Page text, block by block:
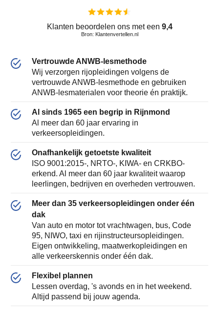
Klanten beoordelen ons met een 9,4
Bron: Klantenvertellen.nl
Vertrouwde ANWB-lesmethode
Wij verzorgen rijopleidingen volgens de
vertrouwde ANWB-lesmethode en gebruiken
ANWB-lesmaterialen voor theorie én praktijk.
Al sinds 1965 een begrip in Rijnmond
Al meer dan 60 jaar ervaring in
verkeersopleidingen.
Onafhankelijk getoetste kwaliteit
ISO 9001:2015-, NRTO-, KIWA- en CRKBO-
erkend. Al meer dan 60 jaar kwaliteit waarop
leerlingen, bedrijven en overheden vertrouwen.
Meer dan 35 verkeersopleidingen onder één
dak
Van auto en motor tot vrachtwagen, bus, Code
95, NIWO, taxi en rijinstructeursopleidingen.
Eigen ontwikkeling, maatwerkopleidingen en
alle verkeerskennis onder één dak.
Flexibel plannen
Lessen overdag, 's avonds en in het weekend.
Altijd passend bij jouw agenda.